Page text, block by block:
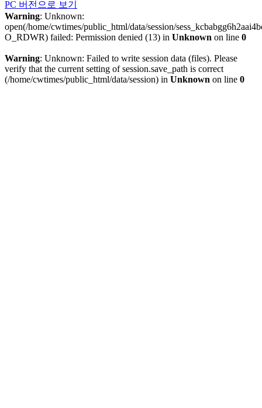
PC 버전으로 보기
Warning: Unknown:
open(/home/cwtimes/public_html/data/session/
O_RDWR) failed: Permission denied (13) in Unknown on line 0
Warning: Unknown: Failed to write session data (files). Please
verify that the current setting of session.save_path is correct
(/home/cwtimes/public_html/data/session) in Unknown on line 0